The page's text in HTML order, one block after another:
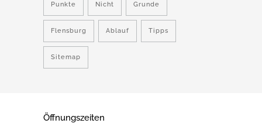
Punkte Nicht Grunde
Flensburg Ablauf Tipps
Sitemap
Öffnungszeiten